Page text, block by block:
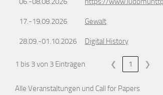
17.-19.09.2026 Gewalt
28.09.-01.10.2026 Digital History
1 bis 3 von 3 Einträgen ❮ 1 ❯
Alle Veranstaltungen und Call for Papers